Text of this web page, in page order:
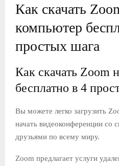
Ч
Н
О
М
Е
Как скачать
компьютер
простых шага
Как скачать Zoom
бесплатно в 4
Вы можете легко загрузить
начать видеоконференции со
друзьями по всему миру.
Zoom предлагает услуги